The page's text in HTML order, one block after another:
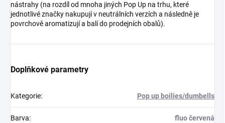
nástrahy (na rozdíl od mnoha jiných Pop Up na trhu, které
jednotlivé značky nakupují v neutrálních verzích a následně je
povrchově aromatizují a balí do prodejních obalů).
Doplňkové parametry
Kategorie: Pop up boilies/dumbells
Barva: fluo červená